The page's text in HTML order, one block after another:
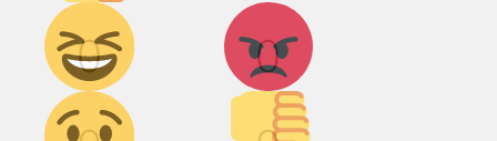
0 0
Дикий
смех!
Агрессия!
Грусть :(
Палец
вниз!